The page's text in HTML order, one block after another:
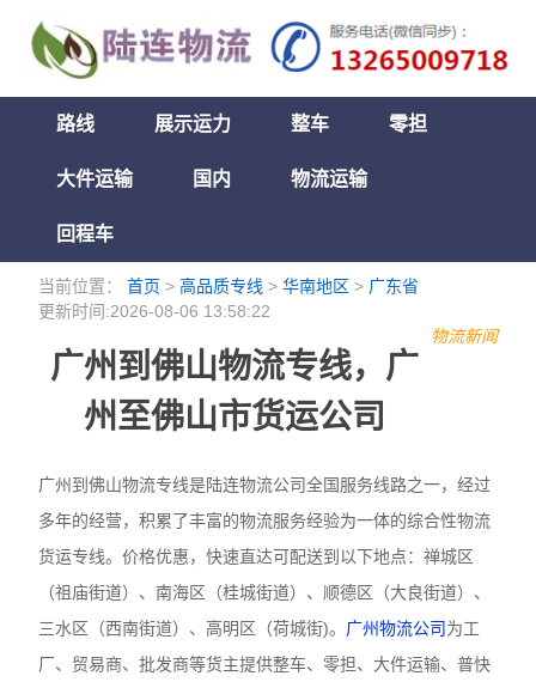
路线 展示运力 整车 零担
大件运输 国内 物流运输
回程车
当前位置：首页 >高品质专线 >华南地区 > 广东省
更新时间:2026-08-06 13:58:22
物流新闻
广州到佛山物流专线，广
州至佛山市货运公司
广州到佛山物流专线是陆连物流公司全国服务线路之一，经过
多年的经营，积累了丰富的物流服务经验为一体的综合性物流
货运专线。价格优惠，快速直达可配送到以下地点：禅城区
（祖庙街道）、南海区（桂城街道）、顺德区（大良街道）、
三水区（西南街道）、高明区（荷城街)。 广州物流公司为工
厂、贸易商、批发商等货主提供整车、零担、大件运输、普快